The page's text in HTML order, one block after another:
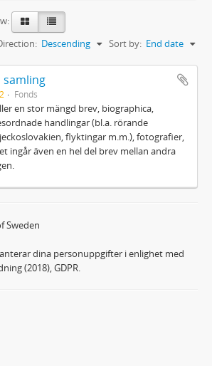
Sort by: End date
Descending
samling
Fonds
en stor mängd brev, biographica,
handlingar (bl.a. rörande
flyktingar m.m.), fotografier,
ingår även en hel del brev mellan andra
Sweden
dina personuppgifter i enlighet med
(2018), GDPR.